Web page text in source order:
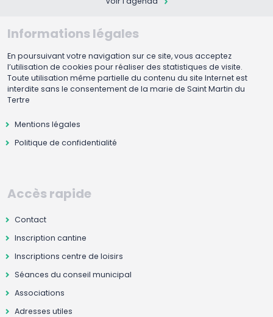
Informations légales
En poursuivant votre navigation sur ce site, vous acceptez
l’utilisation de cookies pour réaliser des statistiques de visite.
Toute utilisation même partielle du contenu du site Internet est
interdite sans le consentement de la marie de Saint Martin du
Tertre
Mentions légales
Politique de confidentialité
Accès rapide
Contact
Inscription cantine
Inscriptions centre de loisirs
Séances du conseil municipal
Associations
Adresses utiles